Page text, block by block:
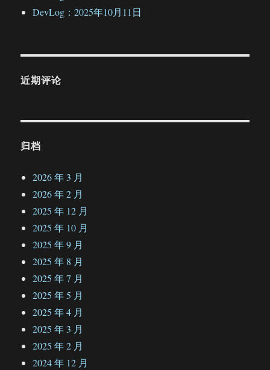
DevLog：2025年10月11日
近期评论
归档
2026 年 3 月
2026 年 2 月
2025 年 12 月
2025 年 10 月
2025 年 9 月
2025 年 8 月
2025 年 7 月
2025 年 5 月
2025 年 4 月
2025 年 3 月
2025 年 2 月
2024 年 12 月